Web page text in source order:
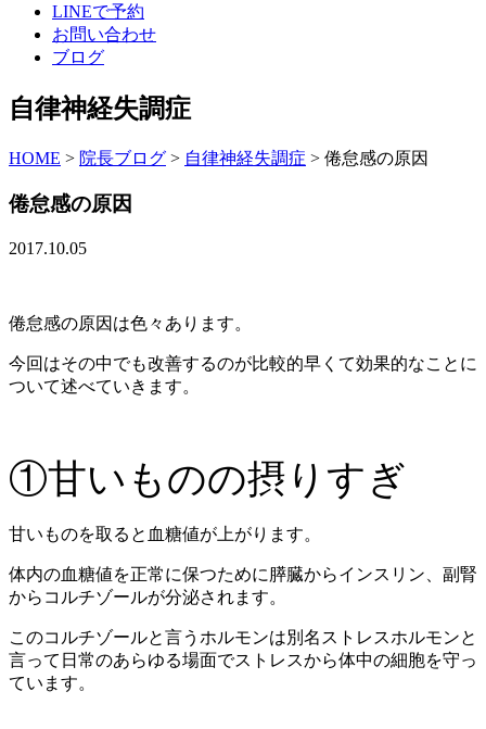
LINEで予約
お問い合わせ
ブログ
自律神経失調症
HOME > 院長ブログ > 自律神経失調症 > 倦怠感の原因
倦怠感の原因
2017.10.05
倦怠感の原因は色々あります。
今回はその中でも改善するのが比較的早くて効果的なことに
ついて述べていきます。
①甘いものの摂りすぎ
甘いものを取ると血糖値が上がります。
体内の血糖値を正常に保つために膵臓からインスリン、副腎
からコルチゾールが分泌されます。
このコルチゾールと言うホルモンは別名ストレスホルモンと
言って日常のあらゆる場面でストレスから体中の細胞を守っ
ています。